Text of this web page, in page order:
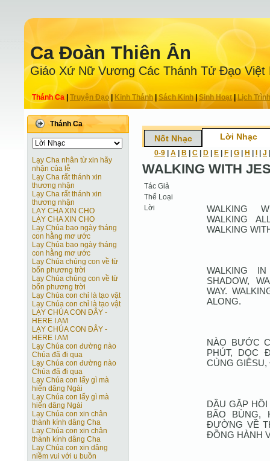
Ca Ðoàn Thiên Ân
Giáo Xứ Nữ Vương Các Thánh Tử Ðạo Việt
Thánh Ca Truyện Ðạo| Kinh Thánh Sách Kinh|Sinh Hoạt| Lịch Trình
Thánh Ca
Lạy Cha nhân từ xin hãy
nhận của lễ
Lạy Cha rất thánh xin
thương nhận
Lạy Cha rất thánh xin
thương nhận
LẠY CHA XIN CHO
LẠY CHA XIN CHO
Lạy Chúa bao ngày tháng
con hằng mơ ước
Lạy Chúa bao ngày tháng
con hằng mơ ước
Lạy Chúa chúng con về từ
bốn phương trời
Lạy Chúa chúng con về từ
bốn phương trời
Lạy Chúa con chỉ là tạo vật
Lạy Chúa con chỉ là tạo vật
LẠY CHÚA CON ĐÂY -
HERE I AM
LẠY CHÚA CON ĐÂY -
HERE I AM
Lạy Chúa con đường nào
Chúa đã đi qua
Lạy Chúa con đường nào
Chúa đã đi qua
Lạy Chúa con lấy gì mà
hiến dâng Ngài
Lạy Chúa con lấy gì mà
hiến dâng Ngài
Lạy Chúa con xin chân
thành kính dâng Cha
Lạy Chúa con xin chân
thành kính dâng Cha
Lạy Chúa con xin dâng
niềm vui với u buồn
Nốt Nhạc Lời Nhạc
0-9 A B C D E F G H J
WALKING WITH
Tác Giả
Thể Loại
Lời
WALKING
WALKING
WALKING
WALKING
SHADOW,
WAY.
ALONG.
NÀO BƯỚC
PHÚT, DỌC
CÙNG
DẦU GẶP
BÃO BÙNG,
ĐƯỜNG VỀ
ĐỒNG HÀNH